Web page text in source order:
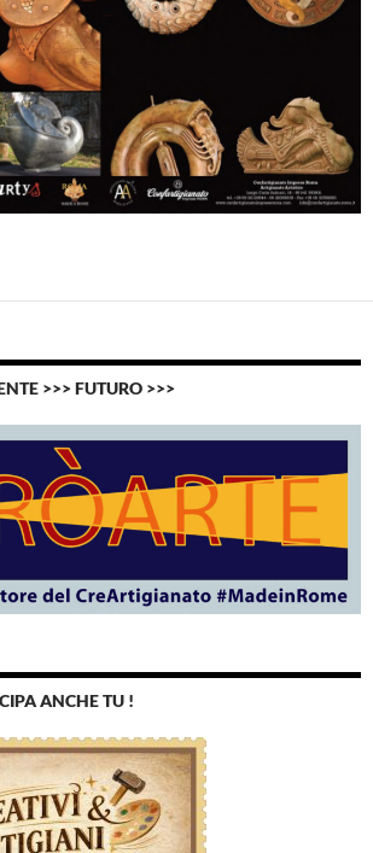
>>> FUTURO >>>
ANCHE TU !